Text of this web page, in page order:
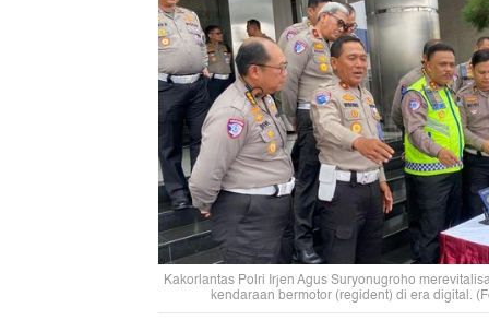
Kakorlantas Polri Irjen Agus Suryonugroho
kendaraan bermotor (regident) di era digital.